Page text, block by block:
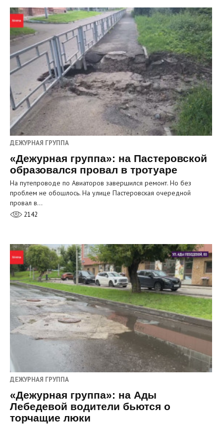
ДЕЖУРНАЯ ГРУППА
«Дежурная группа»: на Пастеровской
образовался провал в тротуаре
На путепроводе по Авиаторов завершился ремонт. Но без
проблем не обошлось. На улице Пастеровская очередной
провал в…
2142
ДЕЖУРНАЯ ГРУППА
«Дежурная группа»: на Ады
Лебедевой водители бьются о
торчащие люки